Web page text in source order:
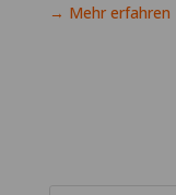
→ Mehr erfahren